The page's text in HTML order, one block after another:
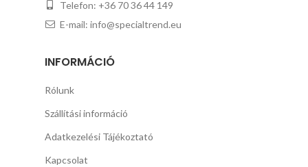
Telefon: +36 70 36 44 149
E-mail: info@specialtrend.eu
INFORMÁCIÓ
Rólunk
Szállítási információ
Adatkezelési Tájékoztató
Kapcsolat